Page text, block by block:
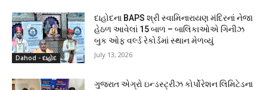
Dahod - દાહોદ
દાહોદના BAPS શ્રી સ્વામિનારાયણ મંદિરનાં નેજા
હેઠળ આવેલાં 15 બાળ – બાલિકાઓએ ગિનીઝ
બુક ઓફ વર્લ્ડ રેકોર્ડમાં સ્થાન મેળવ્યું
July 13, 2026
ગુજરાત એગ્રો ઇન્ડસ્ટ્રીઝ કોર્પોરેશન લિમિટેડના